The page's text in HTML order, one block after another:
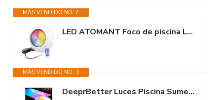
MÁS VENDIDO NO. 2
LED ATOMANT Foco de piscina LED 45W RGB 12V AC, Luz para Piscina...
MÁS VENDIDO NO. 3
DeeprBetter Luces Piscina Sumergibles con Control Remoto, Recargable Luz...